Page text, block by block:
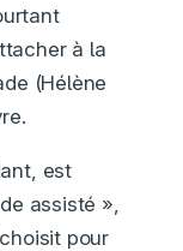
à la
(Hélène
est
assisté »,
pour